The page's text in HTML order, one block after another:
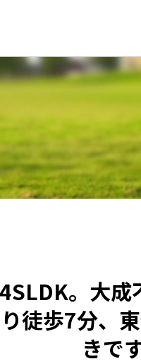
住まい
アドバイザー事業
。大
徒歩7分、
きで